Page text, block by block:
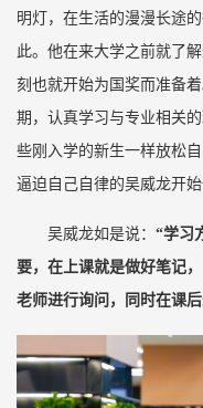
明灯，在生活的漫漫长途
此。他在来大学之前就了
刻也就开始为国奖而准备
期，认真学习与专业相关
些刚入学的新生一样放松
逼迫自己自律的吴威龙开
吴威龙如是说： “学习
要，在上课就是做好笔记
老师进行询问，同时在课